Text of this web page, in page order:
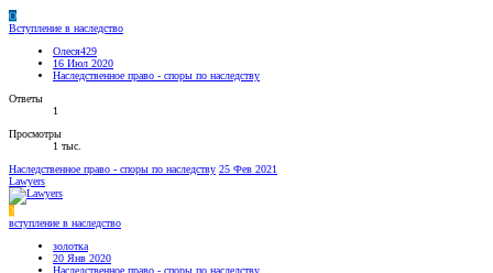
О
Вступление в наследство
Олеся429
16 Июл 2020
Наследственное право - споры по наследству
Ответы
1
Просмотры
1 тыс.
Наследственное право - споры по наследству 25 Фев 2021
Lawyers
З
вступление в наследство
золотка
20 Янв 2020
Наследственное право - споры по наследству